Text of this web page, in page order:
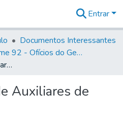
na
Entrar
Documentos Interessantes
Volume 92 - Ofícios do General D. Luiz aos diversos funcionários da Capitania (1768- 1772)
Para o Capitam de Auxiliares de Mogi guaçú
Auxiliares de